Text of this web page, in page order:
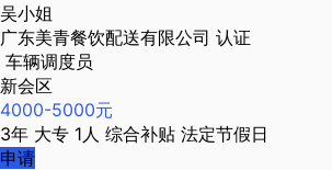
吴小姐
广东美青餐饮配送有限公司 认证
车辆调度员
新会区
4000-5000元
3年 大专 1人 综合补贴 法定节假日
申请